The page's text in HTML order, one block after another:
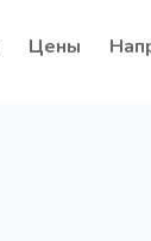
Цены